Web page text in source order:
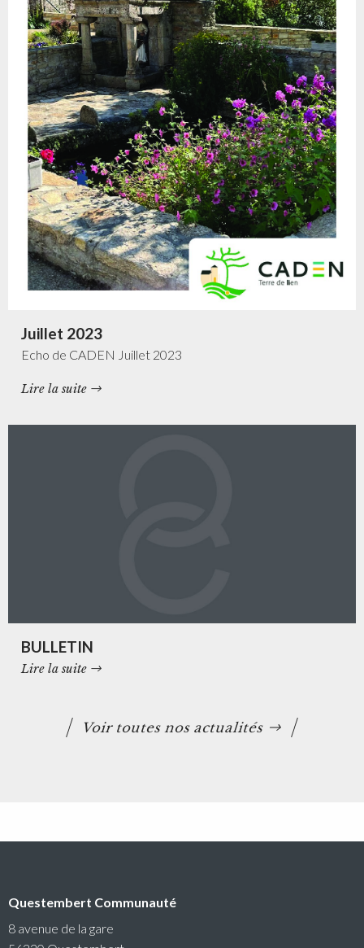
Juillet 2023
Echo de CADEN Juillet 2023
Lire la suite
BULLETIN
Lire la suite
Voir toutes nos actualités
Questembert Communauté
8 avenue de la gare